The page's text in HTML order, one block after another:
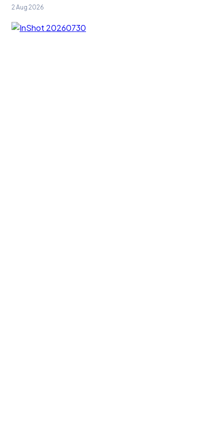
2 Aug 2026